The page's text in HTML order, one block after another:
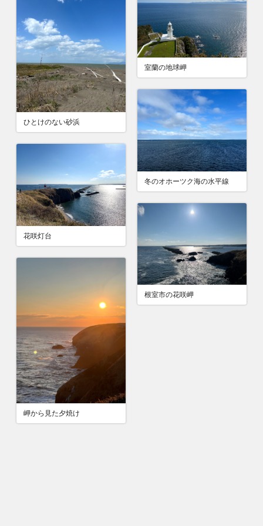
ひとけのない砂浜
室蘭の地球岬
冬のオホーツク海の水平線
花咲灯台
根室市の花咲岬
岬から見た夕焼け